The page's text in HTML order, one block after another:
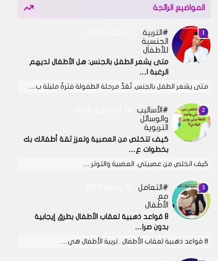
المواضيع الرائجة
التربية
الجنسية
للأطفال
متى يشعر الطفل بالجنس: هل الأطفال لديهم
الرغبة ا…
متى يشعر الطفل بالجنس. تُعَدُّ مرحلة الطفولة فترةً مليئة ب…
الأساليب
والوسائل
التربوية
كيف تتخلص من العصبية وتعزز ثقة أطفالك بك
بخطوات ع…
كيف اتخلص من عصبيتي. العصبية والتوتر …
التعامل
مع
الأطفال
8 قواعد ذهبية لعقاب الأطفال بطرق إيجابية
بدون صرا…
8 قواعد ذهبية لعقاب الأطفال . تربية الأطفال هي…